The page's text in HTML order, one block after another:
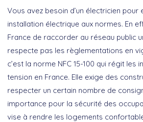
Vous avez besoin d’un électricien pour
installation électrique aux normes. En
France de raccorder au réseau public
respecte pas les règlementations en
c’est la norme NFC 15-100 qui régit les
tension en France. Elle exige des
respecter un certain nombre de
importance pour la sécurité des
vise à rendre les logements